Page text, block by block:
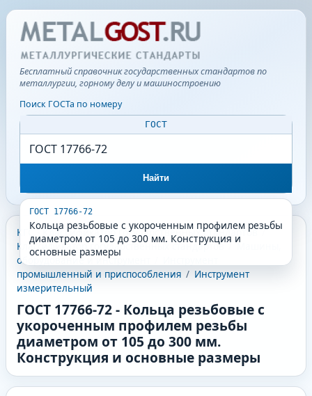
Бесплатный справочник государственных стандартов по
металлургии, горному делу и машиностроению
Поиск ГОСТа по номеру
ГОСТ
Найти
ГОСТ 17766-72
Кольца резьбовые с укороченным профилем резьбы
диаметром от 105 до 300 мм. Конструкция и
основные размеры
КГС - Классификатор государственных стандартов /
Классификатор государственных стандартов
/ Машины,
оборудование и инструмент
промышленный и приспособления / Инструмент
измерительный
ГОСТ 17766-72- Кольца резьбовые с
укороченным профилем резьбы
диаметром от 105 до 300 мм.
Конструкция и основные размеры